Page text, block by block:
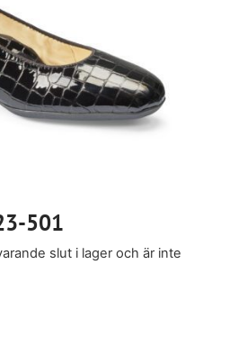
501
slut i lager och är inte